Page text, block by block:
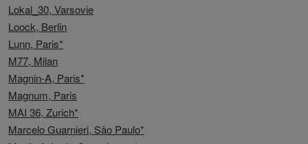
Lokal_30, Varsovie
Loock, Berlin
Lunn, Paris*
M77, Milan
Magnin-A, Paris*
Magnum, Paris
MAI 36, Zurich*
Marcelo Guarnieri, São Paulo*